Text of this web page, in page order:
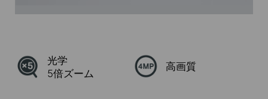
光学
5倍ズーム
高画質